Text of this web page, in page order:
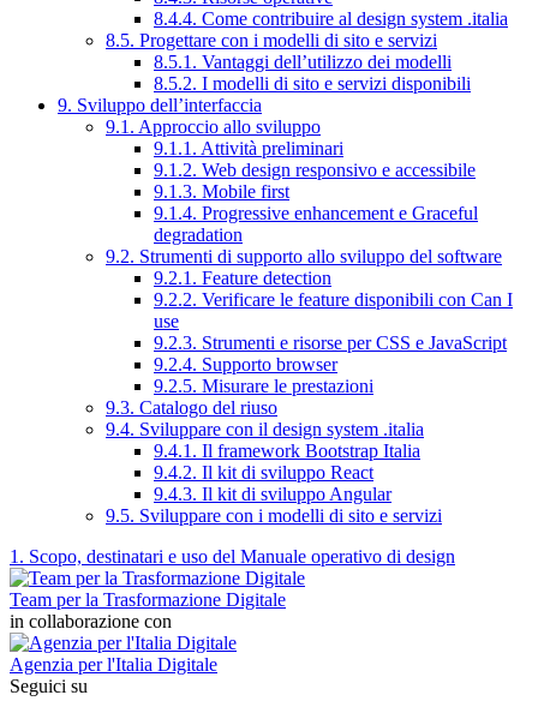
8.4.4. Come contribuire al design system .italia
8.5. Progettare con i modelli di sito e servizi
8.5.1. Vantaggi dell’utilizzo dei modelli
8.5.2. I modelli di sito e servizi disponibili
9. Sviluppo dell’interfaccia
9.1. Approccio allo sviluppo
9.1.1. Attività preliminari
9.1.2. Web design responsivo e accessibile
9.1.3. Mobile first
9.1.4. Progressive enhancement e Graceful
degradation
9.2. Strumenti di supporto allo sviluppo del software
9.2.1. Feature detection
9.2.2. Verificare le feature disponibili con Can I
use
9.2.3. Strumenti e risorse per CSS e JavaScript
9.2.4. Supporto browser
9.2.5. Misurare le prestazioni
9.3. Catalogo del riuso
9.4. Sviluppare con il design system .italia
9.4.1. Il framework Bootstrap Italia
9.4.2. Il kit di sviluppo React
9.4.3. Il kit di sviluppo Angular
9.5. Sviluppare con i modelli di sito e servizi
1. Scopo, destinatari e uso del Manuale operativo di design
Team per la Trasformazione Digitale
in collaborazione con
Agenzia per l'Italia Digitale
Seguici su